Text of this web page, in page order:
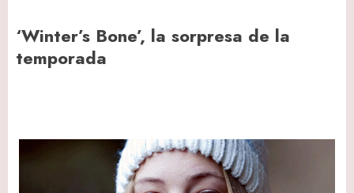
‘Winter’s Bone’, la sorpresa de la
temporada